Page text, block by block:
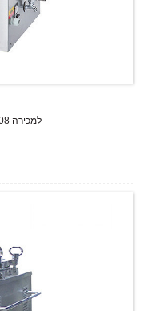
חיטוי קיטור: מעקר קיטור מיקרוגל AMPS08 למכירה